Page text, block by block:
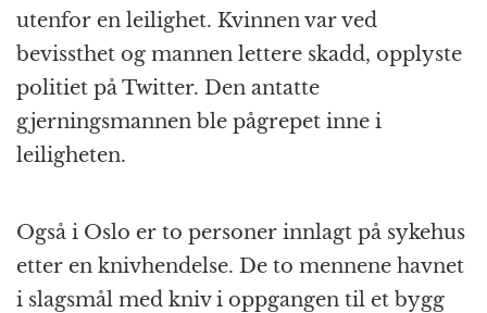
utenfor en leilighet. Kvinnen var ved
bevissthet og mannen lettere skadd, opplyste
politiet på Twitter. Den antatte
gjerningsmannen ble pågrepet inne i
leiligheten.
Også i Oslo er to personer innlagt på sykehus
etter en knivhendelse. De to mennene havnet
i slagsmål med kniv i oppgangen til et bygg